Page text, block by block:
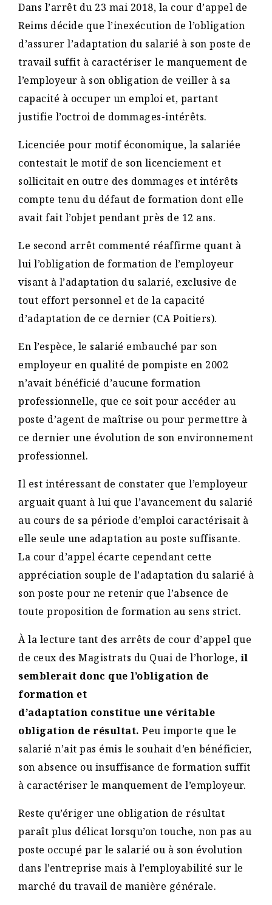
Dans l’arrêt du 23 mai 2018, la cour d’appel de
Reims décide que l’inexécution de l’obligation
d’assurer l’adaptation du salarié à son poste de
travail suffit à caractériser le manquement de
l’employeur à son obligation de veiller à sa
capacité à occuper un emploi et, partant
justifie l’octroi de dommages-intérêts.
Licenciée pour motif économique, la salariée
contestait le motif de son licenciement et
sollicitait en outre des dommages et intérêts
compte tenu du défaut de formation dont elle
avait fait l’objet pendant près de 12 ans.
Le second arrêt commenté réaffirme quant à
lui l’obligation de formation de l’employeur
visant à l’adaptation du salarié, exclusive de
tout effort personnel et de la capacité
d’adaptation de ce dernier (CA Poitiers).
En l’espèce, le salarié embauché par son
employeur en qualité de pompiste en 2002
n’avait bénéficié d’aucune formation
professionnelle, que ce soit pour accéder au
poste d’agent de maîtrise ou pour permettre à
ce dernier une évolution de son environnement
professionnel.
Il est intéressant de constater que l’employeur
arguait quant à lui que l’avancement du salarié
au cours de sa période d’emploi caractérisait à
elle seule une adaptation au poste suffisante.
La cour d’appel écarte cependant cette
appréciation souple de l’adaptation du salarié à
son poste pour ne retenir que l’absence de
toute proposition de formation au sens strict.
À la lecture tant des arrêts de cour d’appel que
de ceux des Magistrats du Quai de l’horloge, il
semblerait donc que l’obligation de
formation et
d’adaptation constitue une véritable
obligation de résultat. Peu importe que le
salarié n’ait pas émis le souhait d’en bénéficier,
son absence ou insuffisance de formation suffit
à caractériser le manquement de l’employeur.
Reste qu’ériger une obligation de résultat
paraît plus délicat lorsqu’on touche, non pas au
poste occupé par le salarié ou à son évolution
dans l’entreprise mais à l’employabilité sur le
marché du travail de manière générale.